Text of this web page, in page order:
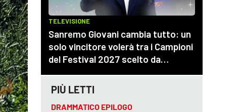
PIÙ LETTI
DRAMMATICO EPILOGO